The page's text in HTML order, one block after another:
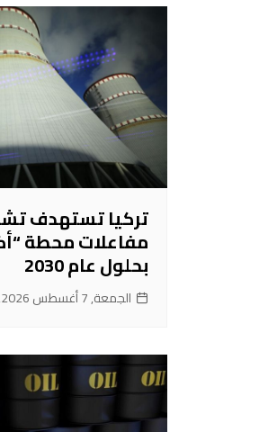
تركيا تستهدف
مفاعلات محطة
بحلول عام 2030
الجمعة, 7 أغسطس 2026, 5:54